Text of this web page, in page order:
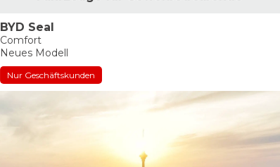
BYD Seal
Comfort
Neues Modell
Nur Geschäftskunden